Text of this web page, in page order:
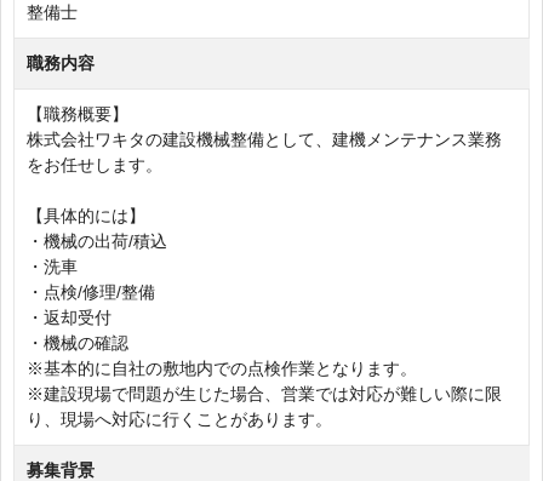
整備士
職務内容
【職務概要】
株式会社ワキタの建設機械整備として、建機メンテナンス業務
をお任せします。
【具体的には】
・機械の出荷/積込
・洗車
・点検/修理/整備
・返却受付
・機械の確認
※基本的に自社の敷地内での点検作業となります。
※建設現場で問題が生じた場合、営業では対応が難しい際に限
り、現場へ対応に行くことがあります。
募集背景